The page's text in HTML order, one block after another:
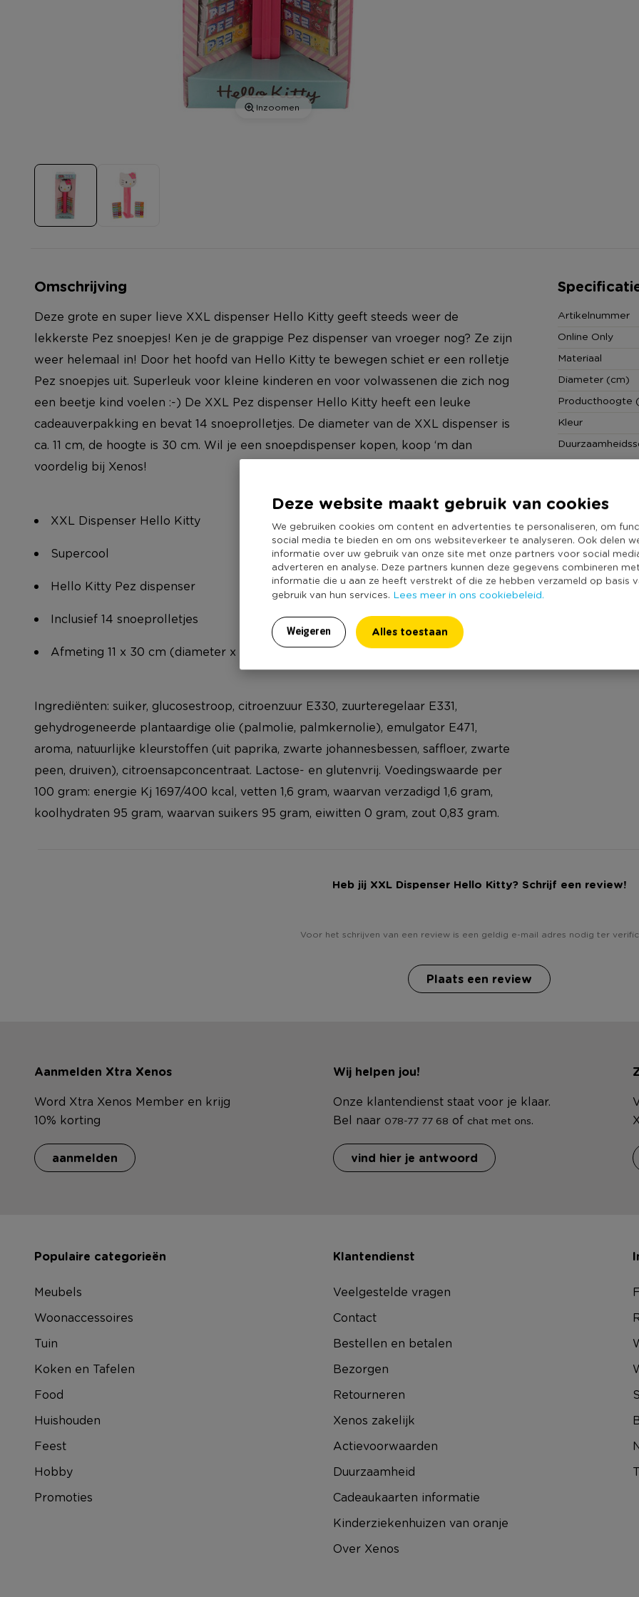
Deze website maakt gebruik van cookies
We gebruiken cookies om content en advertenties te personaliseren, om
social media te bieden en om ons websiteverkeer te analyseren. Ook delen
informatie over uw gebruik van onze site met onze partners voor social
adverteren en analyse. Deze partners kunnen deze gegevens combineren
informatie die u aan ze heeft verstrekt of die ze hebben verzameld op basis
gebruik van hun services. Lees meer in ons cookiebeleid.
Weigeren Alles toestaan
Inzoomen
Omschrijving
Deze grote en super lieve XXL dispenser Hello Kitty geeft steeds weer de
lekkerste Pez snoepjes! Ken je de grappige Pez dispenser van vroeger nog? Ze zijn
weer helemaal in! Door het hoofd van Hello Kitty te bewegen schiet er een rolletje
Pez snoepjes uit. Superleuk voor kleine kinderen en voor volwassenen die zich nog
een beetje kind voelen :-) De XXL Pez dispenser Hello Kitty heeft een leuke
cadeauverpakking en bevat 14 snoeprolletjes. De diameter van de XXL dispenser is
ca. 11 cm, de hoogte is 30 cm. Wil je een snoepdispenser kopen, koop ‘m dan
voordelig bij Xenos!
XXL Dispenser Hello Kitty
Supercool
Hello Kitty Pez dispenser
Inclusief 14 snoeprolletjes
Afmeting 11 x 30 cm (diameter x hoogte)
Ingrediënten: suiker, glucosestroop, citroenzuur E330, zuurteregelaar E331,
gehydrogeneerde plantaardige olie (palmolie, palmkernolie), emulgator E471,
aroma, natuurlijke kleurstoffen (uit paprika, zwarte johannesbessen, saffloer, zwarte
peen, druiven), citroensapconcentraat. Lactose- en glutenvrij. Voedingswaarde per
100 gram: energie Kj 1697/400 kcal, vetten 1,6 gram, waarvan verzadigd 1,6 gram,
koolhydraten 95 gram, waarvan suikers 95 gram, eiwitten 0 gram, zout 0,83 gram.
Artikelnummer
Online Only
Materiaal
Diameter (cm)
Producthoogte
Kleur
Heb jij XXL Dispenser Hello Kitty? Schrijf een review!
Voor het schrijven van een review is een geldig e-mail adres nodig ter
Plaats een review
Aanmelden Xtra Xenos
Word Xtra Xenos Member en krijg
10% korting
aanmelden
Wij helpen jou!
Onze klantendienst staat voor je klaar.
Bel naar 078-77 77 68 of chat met ons.
vind hier je antwoord
Populaire categorieën
Meubels
Woonaccessoires
Tuin
Koken en Tafelen
Food
Huishouden
Feest
Hobby
Promoties
Klantendienst
Veelgestelde vragen
Contact
Bestellen en betalen
Bezorgen
Retourneren
Xenos zakelijk
Actievoorwaarden
Duurzaamheid
Cadeaukaarten informatie
Kinderziekenhuizen van oranje
Over Xenos